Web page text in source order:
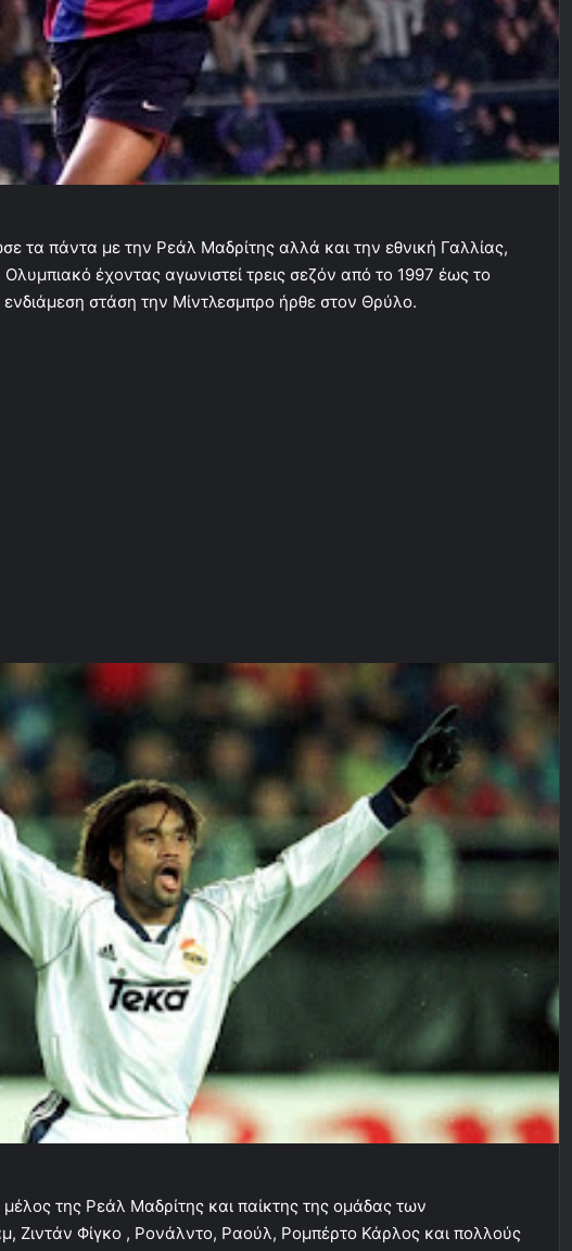
τα πάντα με την Ρεάλ Μαδρίτης αλλά και την εθνική Γαλλίας,
έχοντας αγωνιστεί τρεις σεζόν από το 1997 έως το
στάση την Μίντλεσμπρο ήρθε στον Θρύλο.
της Ρεάλ Μαδρίτης και παίκτης της ομάδας των
Ζιντάν Φίγκο , Ρονάλντο, Ραούλ, Ρομπέρτο Κάρλος και πολλούς